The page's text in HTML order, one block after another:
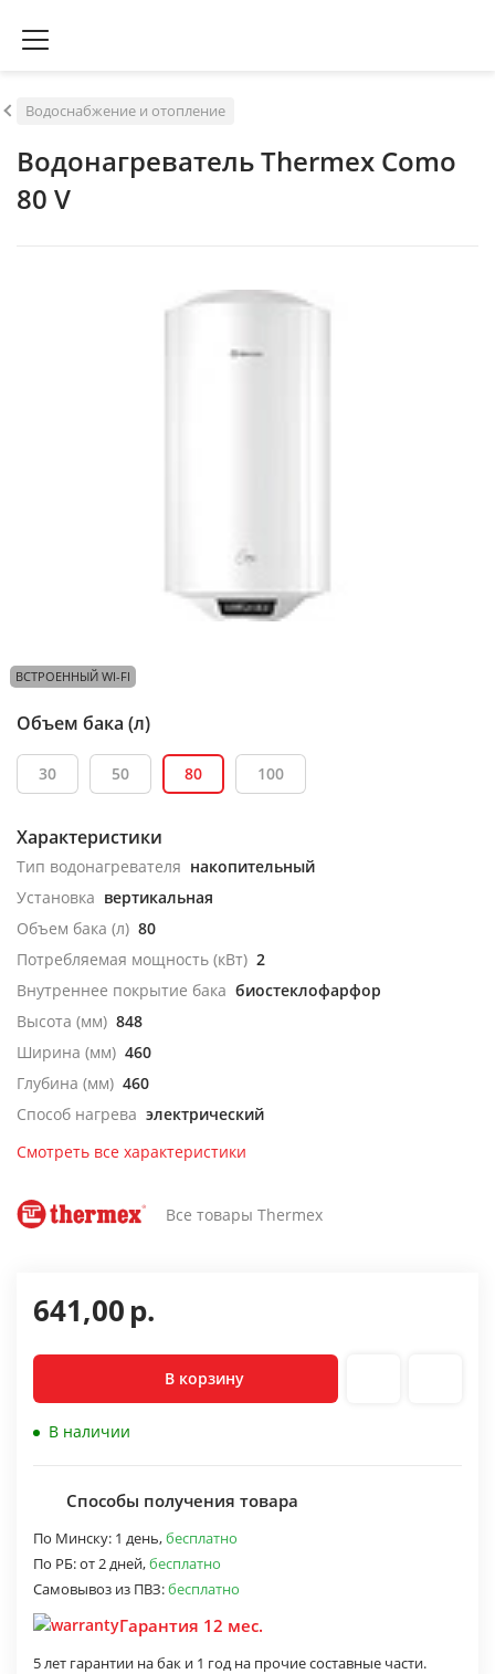
Водоснабжение и отопление
Водонагреватель Thermex Como
80 V
ВСТРОЕННЫЙ WI-FI
Объем бака (л)
30 50 80 100
Характеристики
Тип водонагревателя накопительный
Установка вертикальная
Объем бака (л) 80
Потребляемая мощность (кВт) 2
Внутреннее покрытие бака биостеклофарфор
Высота (мм) 848
Ширина (мм) 460
Глубина (мм) 460
Способ нагрева электрический
Смотреть все характеристики
Все товары Thermex
641,00р.
В корзину
В наличии
Способы получения товара
По Минску: 1 день,бесплатно
По РБ:от 2 дней,бесплатно
Самовывоз из ПВЗ:бесплатно
Гарантия 12 мес.
5 лет гарантии на бак и 1 год на прочие составные части.